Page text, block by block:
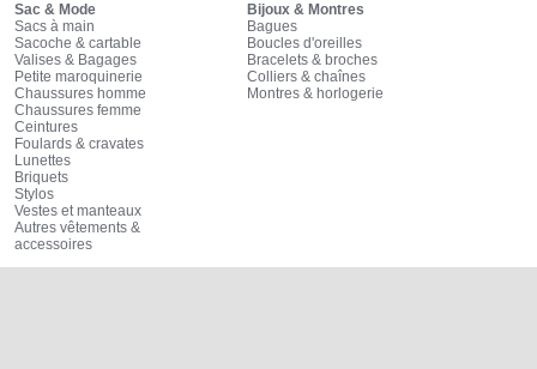
Sac & Mode
Sacs à main
Sacoche & cartable
Valises & Bagages
Petite maroquinerie
Chaussures homme
Chaussures femme
Ceintures
Foulards & cravates
Lunettes
Briquets
Stylos
Vestes et manteaux
Autres vêtements &
accessoires
Bijoux & Montres
Bagues
Boucles d'oreilles
Bracelets & broches
Colliers & chaînes
Montres & horlogerie